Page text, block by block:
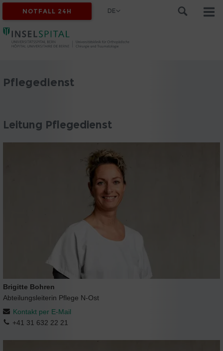
NOTFALL 24H DE
Pflegedienst
Leitung Pflegedienst
Brigitte Bohren
Abteilungsleiterin Pflege N-Ost
Kontakt per E-Mail
+41 31 632 22 21